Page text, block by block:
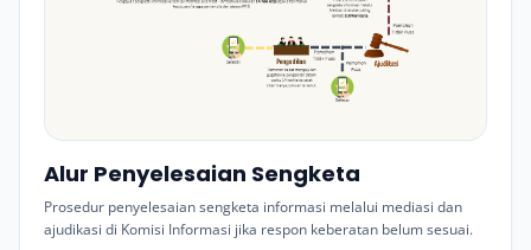
Alur Penyelesaian Sengketa
Prosedur penyelesaian sengketa informasi melalui mediasi dan
ajudikasi di Komisi Informasi jika respon keberatan belum sesuai.